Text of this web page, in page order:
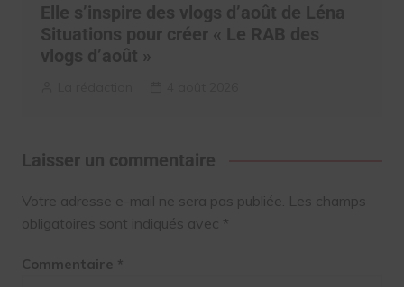
Elle s’inspire des vlogs d’août de Léna
Situations pour créer « Le RAB des
vlogs d’août »
Laisser un commentaire
Votre adresse e-mail ne sera pas publiée. Les champs
obligatoires sont indiqués avec *
Commentaire *